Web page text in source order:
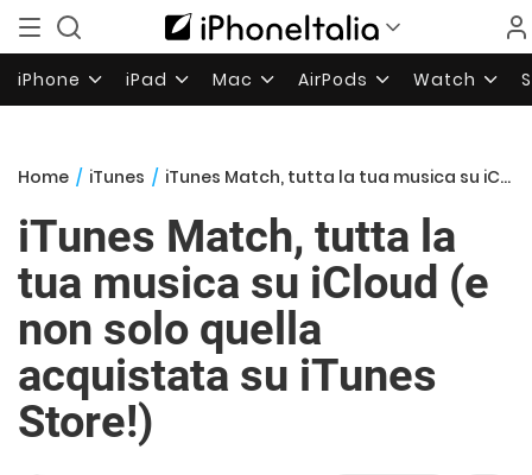
iPhone iPad Mac AirPods Watch
Home / iTunes / iTunes Match, tutta la tua musica su iCloud (e non solo quella acquistata su iTunes Store!)
iTunes Match, tutta la
tua musica su iCloud (e
non solo quella
acquistata su iTunes
Store!)